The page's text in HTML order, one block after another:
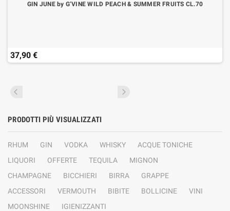
GIN JUNE by G’VINE WILD PEACH & SUMMER FRUITS CL.70
37,90 €
PRODOTTI PIÙ VISUALIZZATI
RHUM GIN VODKA WHISKY
ACQUE TONICHE
LIQUORI
OFFERTE TEQUILA
MIGNON
CHAMPAGNE
BICCHIERI BIRRA
GRAPPE
ACCESSORI
VERMOUTH BIBITE BOLLICINE
VINI
MOONSHINE
IGIENIZZANTI